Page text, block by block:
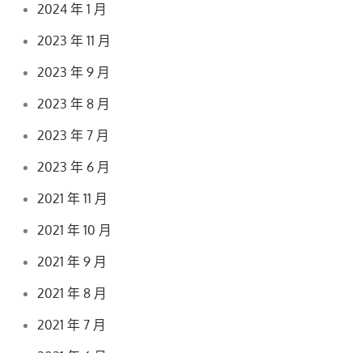
2024 年 1 月
2023 年 11 月
2023 年 9 月
2023 年 8 月
2023 年 7 月
2023 年 6 月
2021 年 11 月
2021 年 10 月
2021 年 9 月
2021 年 8 月
2021 年 7 月